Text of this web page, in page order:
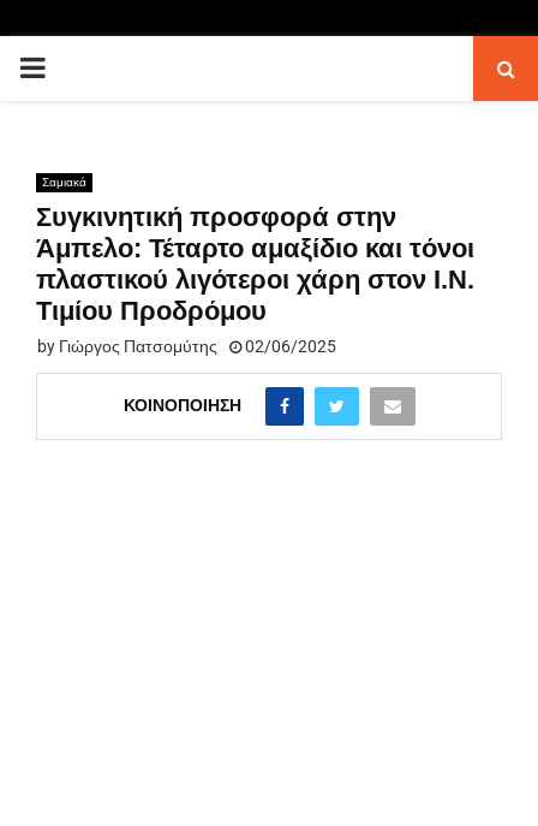
PRIMARY
Σαμιακά
Συγκινητική προσφορά στην
Άμπελο: Τέταρτο αμαξίδιο και τόνοι
πλαστικού λιγότεροι χάρη στον Ι.Ν.
Τιμίου Προδρόμου
by Γιώργος Πατσομύτης 02/06/2025
ΚΟΙΝΟΠΟΊΗΣΗ